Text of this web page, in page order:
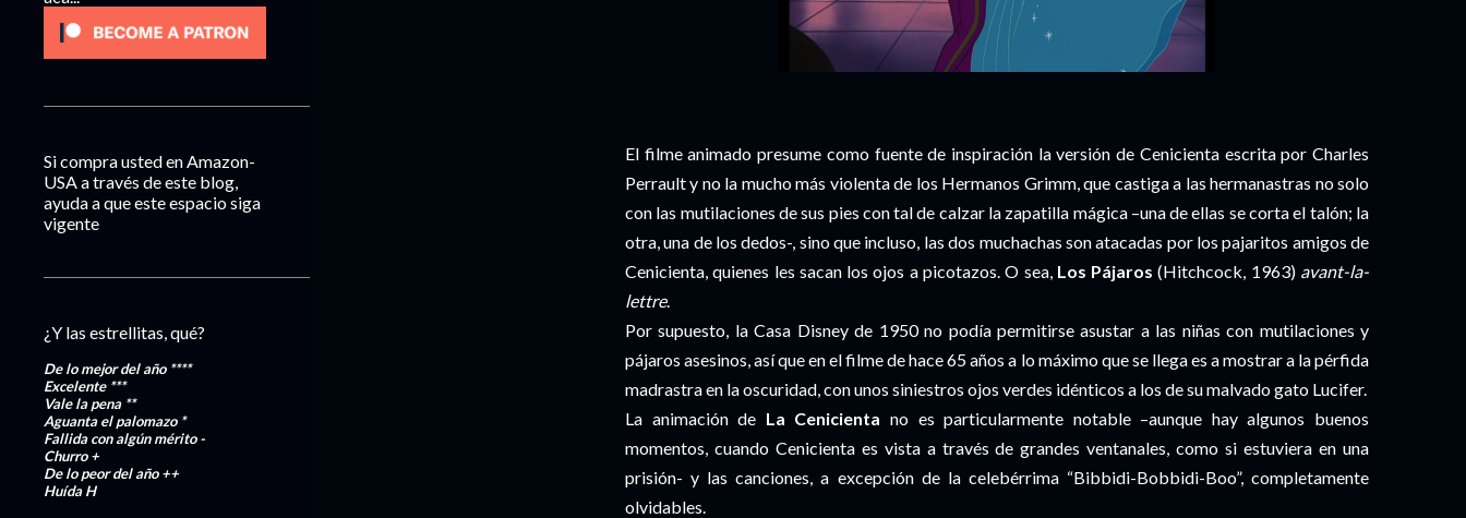
El filme animado presume como fuente de inspiración la versión de Cenicienta escrita por Charles
Perrault y no la mucho más violenta de los Hermanos Grimm, que castiga a las hermanastras no solo
con las mutilaciones de sus pies con tal de calzar la zapatilla mágica –una de ellas se corta el talón; la
otra, una de los dedos-, sino que incluso, las dos muchachas son atacadas por los pajaritos amigos de
Cenicienta, quienes les sacan los ojos a picotazos. O sea, Los Pájaros (Hitchcock, 1963) avant-la-
lettre.
Por supuesto, la Casa Disney de 1950 no podía permitirse asustar a las niñas con mutilaciones y
pájaros asesinos, así que en el filme de hace 65 años a lo máximo que se llega es a mostrar a la pérfida
madrastra en la oscuridad, con unos siniestros ojos verdes idénticos a los de su malvado gato Lucifer.
La animación de La Cenicienta no es particularmente notable –aunque hay algunos buenos
momentos, cuando Cenicienta es vista a través de grandes ventanales, como si estuviera en una
prisión- y las canciones, a excepción de la celebérrima “Bibbidi-Bobbidi-Boo”, completamente
olvidables.
Si compra usted en Amazon-
USA a través de este blog,
ayuda a que este espacio siga
vigente
¿Y las estrellitas, qué?
De lo mejor del año ****
Excelente***
Vale la pena **
Aguanta el palomazo *
Fallida con algún mérito-
Churro+
De lo peor del año++
HuídaH